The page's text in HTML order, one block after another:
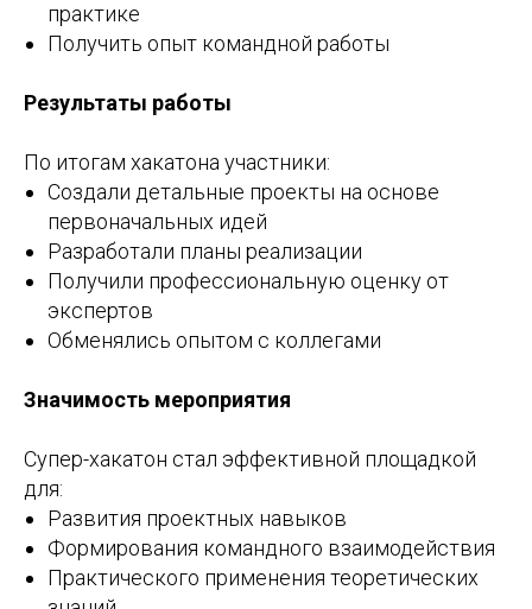
практике
Получить опыт командной работы
Результаты работы
По итогам хакатона участники:
Создали детальные проекты на основе
первоначальных идей
Разработали планы реализации
Получили профессиональную оценку от
экспертов
Обменялись опытом с коллегами
Значимость мероприятия
Супер-хакатон стал эффективной площадкой
для:
Развития проектных навыков
Формирования командного взаимодействия
Практического применения теоретических